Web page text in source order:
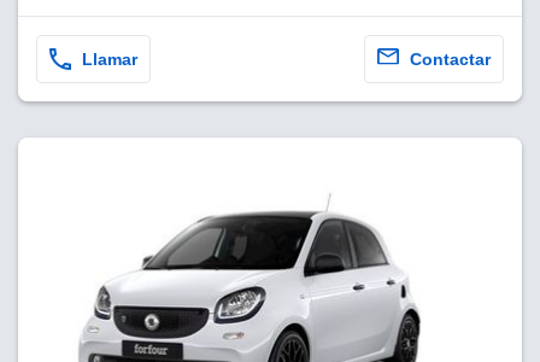
Llamar Contactar